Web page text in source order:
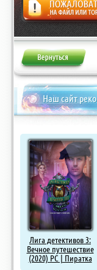
Жалоба
Наш сайт
Лига детективов 3:
Вечное путешествие
(2020) PC | Пиратка